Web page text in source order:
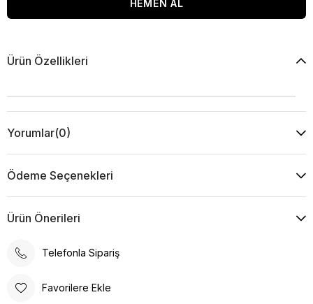
Ürün Özellikleri
Yorumlar(0)
Ödeme Seçenekleri
Ürün Önerileri
Telefonla Sipariş
Favorilere Ekle